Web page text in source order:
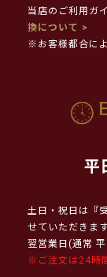
当店のご利用ガ
換について >
※お客様都合に
平
土日・祝日は『
せていただきます
翌営業日(通常
※ご注文は24時